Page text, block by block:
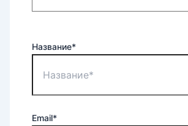
Название*
Email*